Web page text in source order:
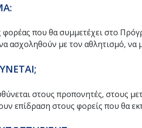
φορέας που θα συμμετέχει στο
ασχοληθούν με τον αθλητισμό, να
στους προπονητές, στους
επίδραση στους φορείς που θα